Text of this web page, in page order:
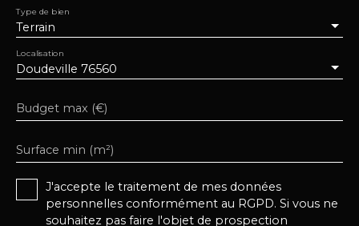
Terrain
Type de bien
Doudeville 76560
Localisation
Budget max (€)
Surface min (m²)
J'accepte le traitement de mes données
personnelles conformément au RGPD. Si vous ne
souhaitez pas faire l'objet de prospection